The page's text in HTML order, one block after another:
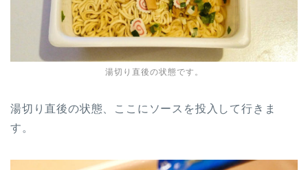
湯切り直後の状態です。
湯切り直後の状態、ここにソースを投入して行きま
す。